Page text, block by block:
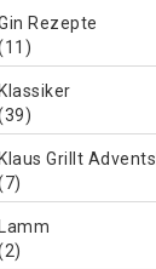
Rezepte
Klassiker
Klaus Grillt
Lamm